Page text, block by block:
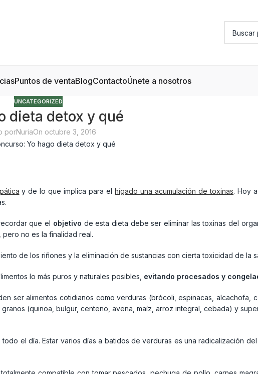
Puntos de ventaBlogContactoÚnete a nosotros
UNCATEGORIZED
dieta detox y qué
porNuriaOn octubre 3, 2016
y de lo que implica para elhígado una acumulación de toxinas. Hoy
que el objetivo de esta dieta debe ser eliminar las toxinas del
no es la finalidad real.
de los riñones y la eliminación de sustancias con cierta toxicidad de la
lo más puros y naturales posibles, evitando procesados y
ser alimentos cotidianos como verduras (brócoli, espinacas, alcachofa,
(quinoa, bulgur, centeno, avena, maíz, arroz integral, cebada) y
el día. Estar varios días a batidos de verduras es una radicalización